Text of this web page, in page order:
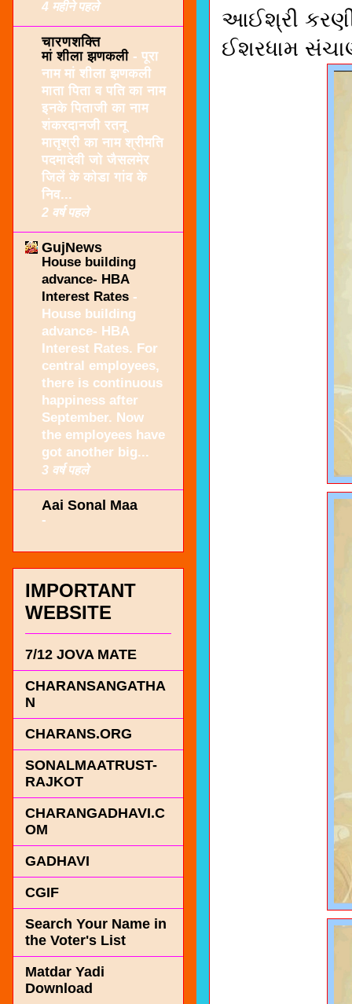
આઈશ્રી
ઈશરધામ
4 महीने पहले
चारणशक्ति
मां शीला झणकली - पूरा
नाम मां शीला झणकली
माता पिता व पति का नाम
इनके पिताजी का नाम
शंकरदानजी रतनू
मातृश्री का नाम श्रीमति
पदमादेवी जो जैसलमेर
जिलें के कोडा गांव के
निव...
2 वर्ष पहले
GujNews
House building
advance- HBA
Interest Rates -
House building
advance- HBA
Interest Rates. For
central employees,
there is continuous
happiness after
September. Now
the employees have
got another big...
3 वर्ष पहले
Aai Sonal Maa
-
IMPORTANT
WEBSITE
7/12 JOVA MATE
CHARANSANGATHA
N
CHARANS.ORG
SONALMAATRUST-
RAJKOT
CHARANGADHAVI.C
OM
GADHAVI
CGIF
Search Your Name in
the Voter's List
Matdar Yadi
Download